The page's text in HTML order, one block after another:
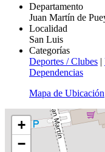
Departamento
Juan Martín de
Localidad
San Luis
Categorías
Deportes / Clubes |
Dependencias
Mapa de Ubicación
+
−